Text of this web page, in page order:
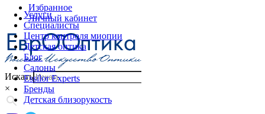
Избранное
Личный кабинет
Искать
×
Услуги
Специалисты
Центр контроля миопии
Детская оптика
Блог
Салоны
Essilor Experts
Бренды
Детская близорукость